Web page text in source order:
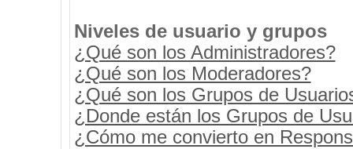
Niveles de usuario y grupos
¿Qué son los Administradores?
¿Qué son los Moderadores?
¿Qué son los Grupos de
¿Donde están los Grupos de
¿Cómo me convierto en